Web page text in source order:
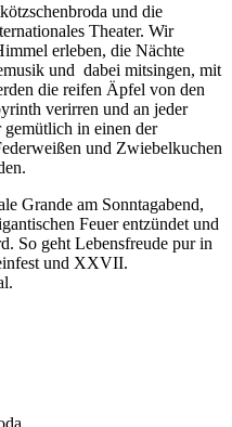
und die
Theater. Wir
erleben, die Nächte
und dabei mitsingen, mit
die reifen Äpfel von den
verirren und an jeder
in einen der
und Zwiebelkuchen
Grande am Sonntagabend,
Feuer entzündet und
So geht Lebensfreude pur in
und XXVII.